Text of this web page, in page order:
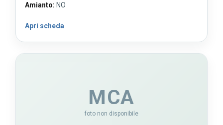
Amianto: NO
Apri scheda
MCA
foto non disponibile